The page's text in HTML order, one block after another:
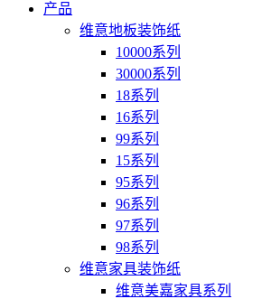
产品
维意地板装饰纸
10000系列
30000系列
18系列
16系列
99系列
15系列
95系列
96系列
97系列
98系列
维意家具装饰纸
维意美嘉家具系列